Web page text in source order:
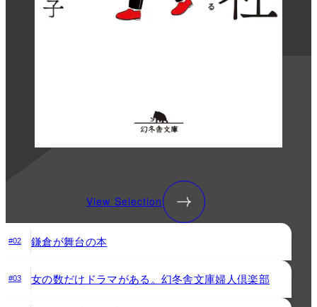
View Selection
#02 鎌倉が舞台の本
#03 女の数だけドラマがある。幻冬舎文庫婦人倶楽部